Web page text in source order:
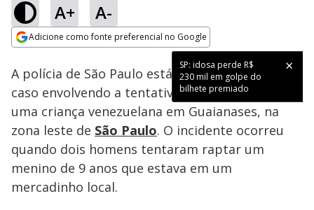
A+ A-
Adicione como fonte preferencial no Google
SP: idosa perde R$
230 mil em golpe do
bilhete premiado
Ativar
Loaded
24.09%
A polícia de São Paulo está investigando um
caso envolvendo a tentativa de sequestro de
uma criança venezuelana em Guaianases, na
zona leste de São Paulo. O incidente ocorreu
quando dois homens tentaram raptar um
menino de 9 anos que estava em um
mercadinho local.